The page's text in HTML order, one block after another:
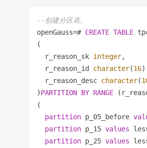
--创建分区表。
openGauss=# CREATE TABLE
(
  r_reason_sk
integer,
  r_reason_id
character(16
  r_reason_desc
character(
)PARTITION BY RANGE
(
partition p_05_before
partition p_15 values
partition p_25 values